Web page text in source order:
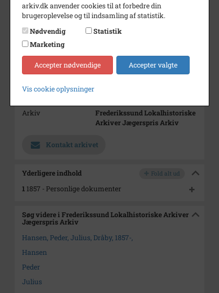
Bemærkning
Forældre: Smed Rasmus
Hansen og hustru
Marie Spies af Skoven.
Årstal
Se på kort
Arkiv
Frederikssund Lokalhistoriske
Arkiver Jægerspris Arkiv
Kontakt arkivet
Yderligere indhold Fold alt ud
1 1857 - Personlige dokumenter
Søg videre i Frederikssund Lokalhistoriske Arkiver
Jægerspris Arkiv
Hansen, Peder, Julius, Dråby, 1857-,
Hansen
Peder
Julius
arkiv.dk anvender cookies til at forbedre din
brugeroplevelse og til indsamling af statistik.
Nødvendig
Statistik
Marketing
Accepter nødvendige Accepter valgte
Vis cookie oplysninger